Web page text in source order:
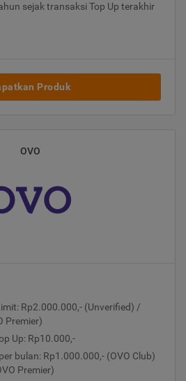
sejak transaksi Top Up terakhir
Produk
OVO
Rp2.000.000,- (Unverified) /
Premier)
Up: Rp10.000,-
bulan: Rp1.000.000,- (OVO Club)
Premier)